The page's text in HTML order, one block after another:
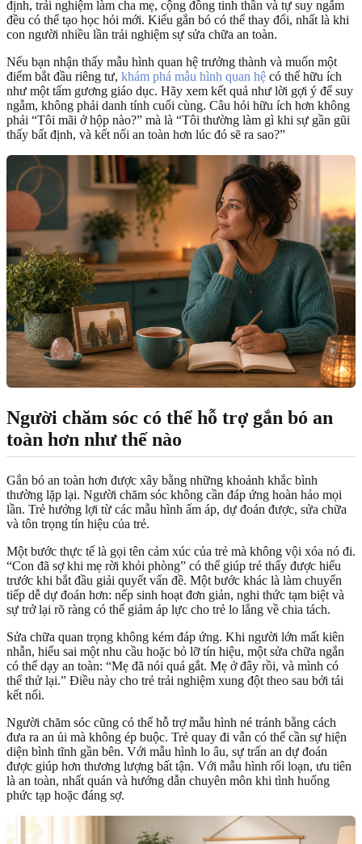
định, trải nghiệm làm cha mẹ, cộng đồng tinh thần và tự suy ngẫm
đều có thể tạo học hỏi mới. Kiểu gắn bó có thể thay đổi, nhất là khi
con người nhiều lần trải nghiệm sự sửa chữa an toàn.
Nếu bạn nhận thấy mẫu hình quan hệ trưởng thành và muốn một
điểm bắt đầu riêng tư, khám phá mẫu hình quan hệ có thể hữu ích
như một tấm gương giáo dục. Hãy xem kết quả như lời gợi ý để suy
ngẫm, không phải danh tính cuối cùng. Câu hỏi hữu ích hơn không
phải “Tôi mãi ở hộp nào?” mà là “Tôi thường làm gì khi sự gần gũi
thấy bất định, và kết nối an toàn hơn lúc đó sẽ ra sao?”
Người chăm sóc có thể hỗ trợ gắn bó an
toàn hơn như thế nào
Gắn bó an toàn hơn được xây bằng những khoảnh khắc bình
thường lặp lại. Người chăm sóc không cần đáp ứng hoàn hảo mọi
lần. Trẻ hưởng lợi từ các mẫu hình ấm áp, dự đoán được, sửa chữa
và tôn trọng tín hiệu của trẻ.
Một bước thực tế là gọi tên cảm xúc của trẻ mà không vội xóa nó đi.
“Con đã sợ khi mẹ rời khỏi phòng” có thể giúp trẻ thấy được hiểu
trước khi bắt đầu giải quyết vấn đề. Một bước khác là làm chuyển
tiếp dễ dự đoán hơn: nếp sinh hoạt đơn giản, nghi thức tạm biệt và
sự trở lại rõ ràng có thể giảm áp lực cho trẻ lo lắng về chia tách.
Sửa chữa quan trọng không kém đáp ứng. Khi người lớn mất kiên
nhẫn, hiểu sai một nhu cầu hoặc bỏ lỡ tín hiệu, một sửa chữa ngắn
có thể dạy an toàn: “Mẹ đã nói quá gắt. Mẹ ở đây rồi, và mình có
thể thử lại.” Điều này cho trẻ trải nghiệm xung đột theo sau bởi tái
kết nối.
Người chăm sóc cũng có thể hỗ trợ mẫu hình né tránh bằng cách
đưa ra an ủi mà không ép buộc. Trẻ quay đi vẫn có thể cần sự hiện
diện bình tĩnh gần bên. Với mẫu hình lo âu, sự trấn an dự đoán
được giúp hơn thương lượng bất tận. Với mẫu hình rối loạn, ưu tiên
là an toàn, nhất quán và hướng dẫn chuyên môn khi tình huống
phức tạp hoặc đáng sợ.